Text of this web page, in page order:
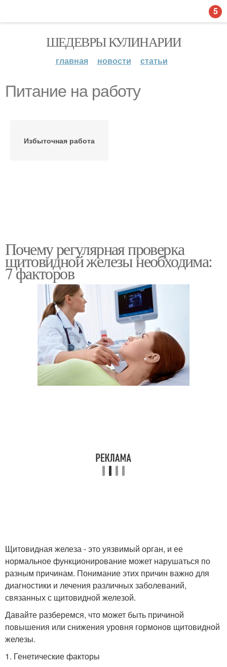
ШЕДЕВРЫ КУЛИНАРИИ
главная новости статьи
Питание на работу
Избыточная работа
Почему регулярная проверка
щитовидной железы необходима:
7 факторов
Щитовидная железа - это уязвимый орган, и ее
нормальное функционирование может нарушаться по
разным причинам. Понимание этих причин важно для
диагностики и лечения различных заболеваний,
связанных с щитовидной железой.
Давайте разберемся, что может быть причиной
повышения или снижения уровня гормонов щитовидной
железы.
1. Генетические факторы
5